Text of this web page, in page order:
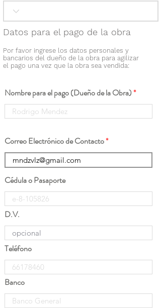
Datos para el pago de la obra
Por favor ingrese los datos personales y
bancarios del dueño de la obra para agilizar
el pago una vez que la obra sea vendida:
Nombre para el pago (Dueño de la Obra)
Correo Electrónico de Contacto
Cédula o Pasaporte
D.V.
Teléfono
Banco